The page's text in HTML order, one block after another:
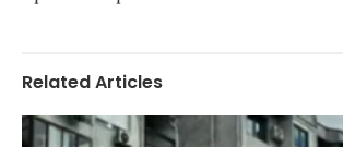
Related Articles